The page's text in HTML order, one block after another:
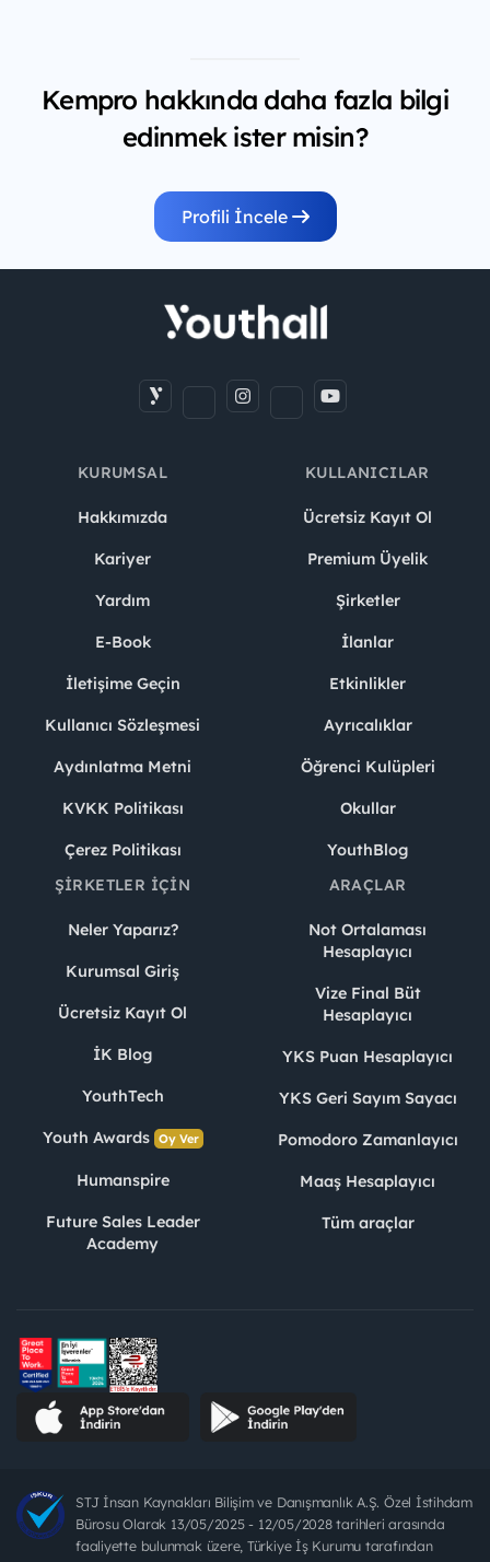
Kempro hakkında daha fazla bilgi
edinmek ister misin?
Profili İncele
KURUMSAL
Hakkımızda
Kariyer
Yardım
E-Book
İletişime Geçin
Kullanıcı Sözleşmesi
Aydınlatma Metni
KVKK Politikası
Çerez Politikası
KULLANICILAR
Ücretsiz Kayıt Ol
Premium Üyelik
Şirketler
İlanlar
Etkinlikler
Ayrıcalıklar
Öğrenci Kulüpleri
Okullar
YouthBlog
ŞIRKETLER İÇIN
Neler Yaparız?
Kurumsal Giriş
Ücretsiz Kayıt Ol
İK Blog
YouthTech
Youth Awards Oy Ver
Humanspire
Future Sales Leader
Academy
ARAÇLAR
Not Ortalaması
Hesaplayıcı
Vize Final Büt
Hesaplayıcı
YKS Puan Hesaplayıcı
YKS Geri Sayım Sayacı
Pomodoro Zamanlayıcı
Maaş Hesaplayıcı
Tüm araçlar
STJ İnsan Kaynakları Bilişim ve Danışmanlık A.Ş. Özel İstihdam
Bürosu Olarak 13/05/2025 - 12/05/2028 tarihleri arasında
faaliyette bulunmak üzere, Türkiye İş Kurumu tarafından